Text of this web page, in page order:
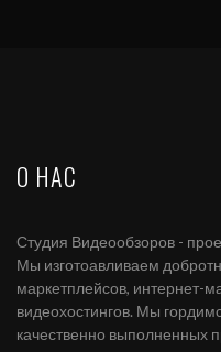
О НАС
Студия Видеообзоров -
Мы изготоавливаем
маркетплейсов, интернет-
видеохостингов. Мы
качественно выполненных